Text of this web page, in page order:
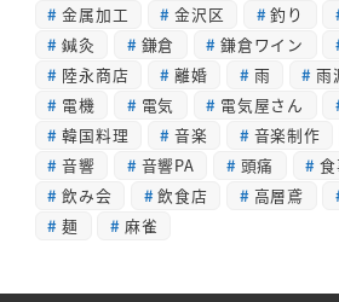
金属加工
金沢区 釣り
鍼灸
鎌倉 鎌倉ワイン
陸永商店
離婚 雨 雨
電機
電気 電気屋さん
韓国料理
音楽 音楽制作
音響
音響PA 頭痛
飲み会
飲食店 高層鳶
麺
麻雀